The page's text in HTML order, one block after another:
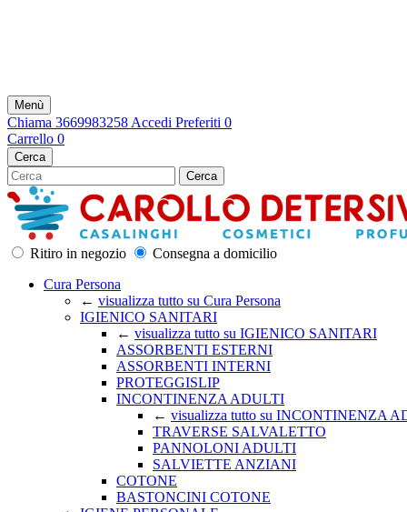
Le spese di consegna solo su
Menù
Chiama 3669983258 Accedi Preferiti 0
Carrello 0
Cerca
Cerca
Ritiro in negozio
Consegna a domicilio
Cura Persona
← visualizza tutto su Cura Persona
IGIENICO SANITARI
← visualizza tutto su IGIENICO SANITARI
ASSORBENTI ESTERNI
ASSORBENTI INTERNI
PROTEGGISLIP
INCONTINENZA ADULTI
← visualizza tutto su INCONTINENZA
TRAVERSE SALVALETTO
PANNOLONI ADULTI
SALVIETTE ANZIANI
COTONE
BASTONCINI COTONE